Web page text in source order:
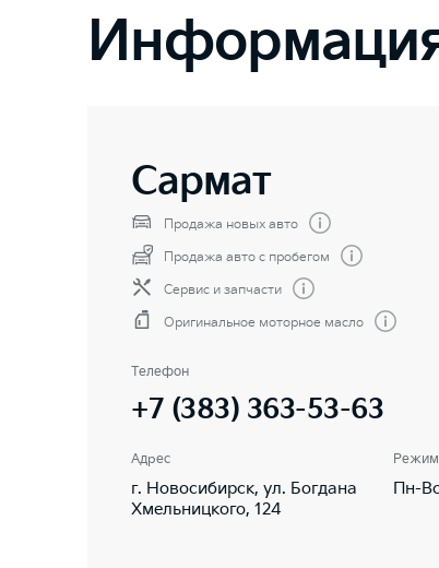
Сармат
Продажа новых авто
Продажа авто с пробегом
Сервис и запчасти
Оригинальное моторное масло
Телефон
+7 (383) 363-53-63
Адрес
г. Новосибирск, ул. Богдана
Хмельницкого, 124
Пн-